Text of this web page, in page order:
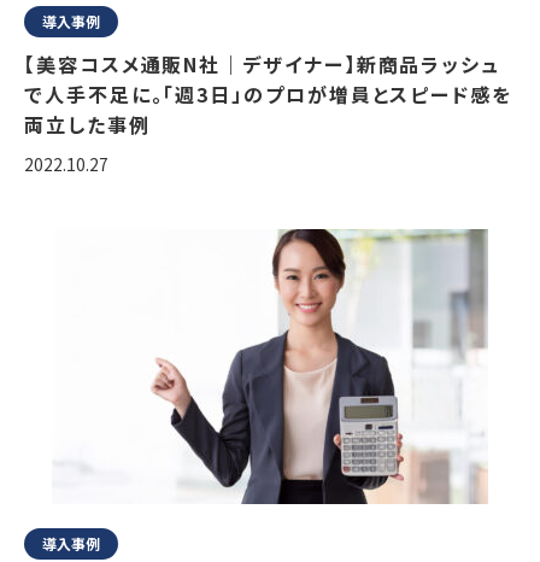
導入事例
【美容コスメ通販N社｜デザイナー】新商品ラッシュ
で人手不足に。「週3日」のプロが増員とスピード感を
両立した事例
2022.10.27
導入事例